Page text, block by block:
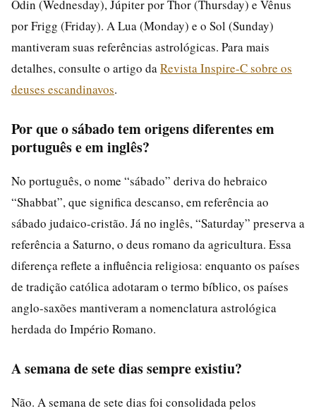
Odin (Wednesday), Júpiter por Thor (Thursday) e Vênus
por Frigg (Friday). A Lua (Monday) e o Sol (Sunday)
mantiveram suas referências astrológicas. Para mais
detalhes, consulte o artigo da Revista Inspire-C sobre os
deuses escandinavos.
Por que o sábado tem origens diferentes em
português e em inglês?
No português, o nome “sábado” deriva do hebraico
“Shabbat”, que significa descanso, em referência ao
sábado judaico-cristão. Já no inglês, “Saturday” preserva a
referência a Saturno, o deus romano da agricultura. Essa
diferença reflete a influência religiosa: enquanto os países
de tradição católica adotaram o termo bíblico, os países
anglo-saxões mantiveram a nomenclatura astrológica
herdada do Império Romano.
A semana de sete dias sempre existiu?
Não. A semana de sete dias foi consolidada pelos